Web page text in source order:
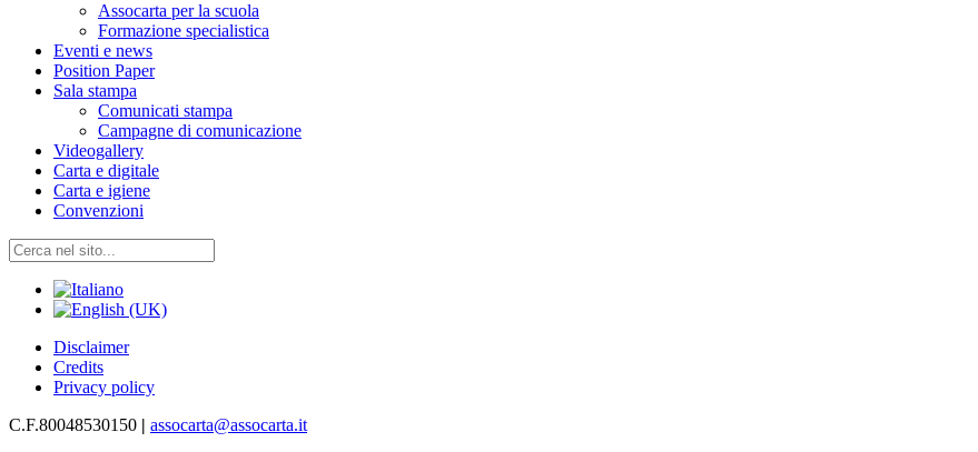
Assocarta per la scuola
Formazione specialistica
Eventi e news
Position Paper
Sala stampa
Comunicati stampa
Campagne di comunicazione
Videogallery
Carta e digitale
Carta e igiene
Convenzioni
Disclaimer
Credits
Privacy policy
C.F.80048530150 | assocarta@assocarta.it